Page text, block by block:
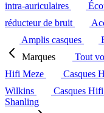
intra-auriculaires
réducteur de bruit
Amplis casques
Marques
Tout
Hifi Meze
Casques
Wilkins
Casques
Shanling